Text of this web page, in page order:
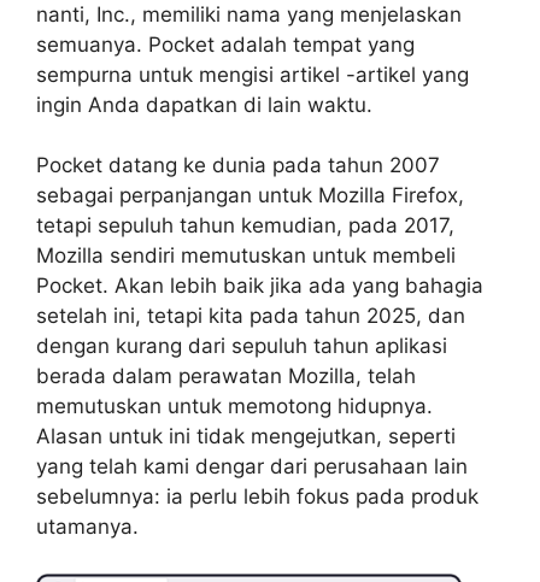
nanti, Inc., memiliki nama yang menjelaskan
semuanya. Pocket adalah tempat yang
sempurna untuk mengisi artikel -artikel yang
ingin Anda dapatkan di lain waktu.
Pocket datang ke dunia pada tahun 2007
sebagai perpanjangan untuk Mozilla Firefox,
tetapi sepuluh tahun kemudian, pada 2017,
Mozilla sendiri memutuskan untuk membeli
Pocket. Akan lebih baik jika ada yang bahagia
setelah ini, tetapi kita pada tahun 2025, dan
dengan kurang dari sepuluh tahun aplikasi
berada dalam perawatan Mozilla, telah
memutuskan untuk memotong hidupnya.
Alasan untuk ini tidak mengejutkan, seperti
yang telah kami dengar dari perusahaan lain
sebelumnya: ia perlu lebih fokus pada produk
utamanya.